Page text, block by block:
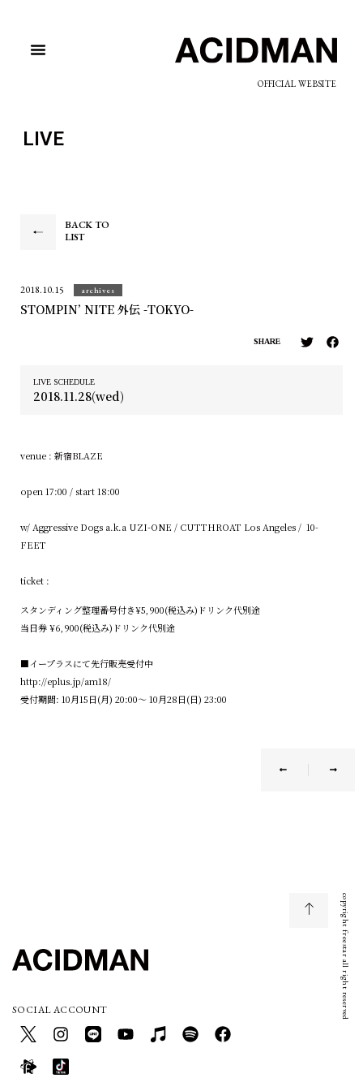
OFFICIAL WEBSITE
LIVE
BACK TO
LIST
2018.10.15 archives
STOMPIN’ NITE 外伝 -TOKYO-
SHARE
LIVE SCHEDULE
2018.11.28(wed)
venue : 新宿BLAZE
open 17:00 / start 18:00
w/ Aggressive Dogs a.k.a UZI-ONE / CUTTHROAT Los Angeles / 10-
FEET
ticket :
スタンディング整理番号付き¥5,900(税込み)ドリンク代別途
当日券 ¥6,900(税込み)ドリンク代別途
■イープラスにて先行販売受付中
http://eplus.jp/am18/
受付期間: 10月15日(月) 20:00〜 10月28日(日) 23:00
SOCIAL ACCOUNT copyright freestar all right reserved